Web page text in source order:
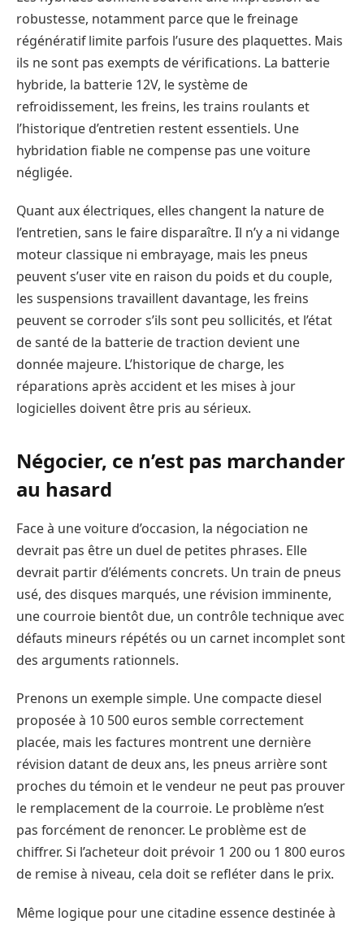
robustesse, notamment parce que le freinage
régénératif limite parfois l’usure des plaquettes. Mais
ils ne sont pas exempts de vérifications. La batterie
hybride, la batterie 12V, le système de
refroidissement, les freins, les trains roulants et
l’historique d’entretien restent essentiels. Une
hybridation fiable ne compense pas une voiture
négligée.
Quant aux électriques, elles changent la nature de
l’entretien, sans le faire disparaître. Il n’y a ni vidange
moteur classique ni embrayage, mais les pneus
peuvent s’user vite en raison du poids et du couple,
les suspensions travaillent davantage, les freins
peuvent se corroder s’ils sont peu sollicités, et l’état
de santé de la batterie de traction devient une
donnée majeure. L’historique de charge, les
réparations après accident et les mises à jour
logicielles doivent être pris au sérieux.
Négocier, ce n’est pas marchander
au hasard
Face à une voiture d’occasion, la négociation ne
devrait pas être un duel de petites phrases. Elle
devrait partir d’éléments concrets. Un train de pneus
usé, des disques marqués, une révision imminente,
une courroie bientôt due, un contrôle technique avec
défauts mineurs répétés ou un carnet incomplet sont
des arguments rationnels.
Prenons un exemple simple. Une compacte diesel
proposée à 10 500 euros semble correctement
placée, mais les factures montrent une dernière
révision datant de deux ans, les pneus arrière sont
proches du témoin et le vendeur ne peut pas prouver
le remplacement de la courroie. Le problème n’est
pas forcément de renoncer. Le problème est de
chiffrer. Si l’acheteur doit prévoir 1 200 ou 1 800 euros
de remise à niveau, cela doit se refléter dans le prix.
Même logique pour une citadine essence destinée à